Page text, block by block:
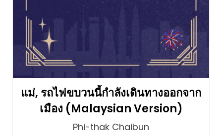
แม่, รถไฟขบวนนี้กำลังเดินทางออกจาก
เมือง (Malaysian Version)
Phi-thak Chaibun